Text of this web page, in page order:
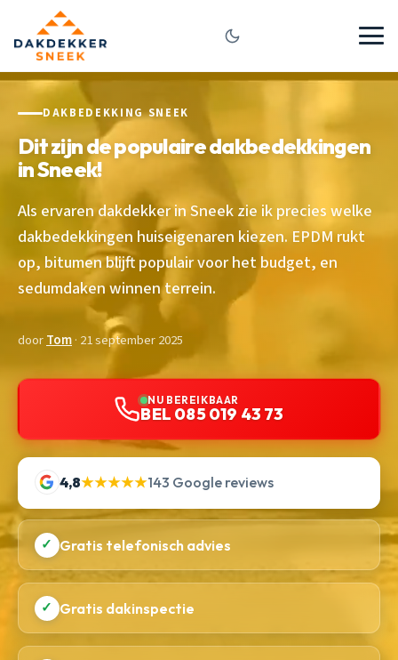
DAKBEDEKKING SNEEK
Dit zijn de populaire dakbedekkingen
in Sneek!
Als ervaren dakdekker in Sneek zie ik precies welke
dakbedekkingen huiseigenaren kiezen. EPDM rukt
op, bitumen blijft populair voor het budget, en
sedumdaken winnen terrein.
doorTom· 21 september 2025
NU BEREIKBAAR
BEL 085 019 43 73
4,8★★★★★143 Google reviews
✓ Gratis telefonisch advies
✓ Gratis dakinspectie